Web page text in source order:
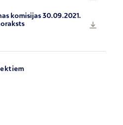
komisijas 30.09.2021.